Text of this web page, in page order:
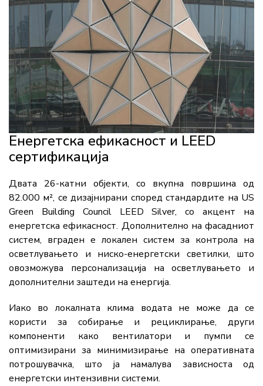
Енергетска ефикасност и LEED
сертификација
Двата 26-катни објекти, со вкупна површина од
82.000 м², се дизајнирани според стандардите на US
Green Building Council LEED Silver, со акцент на
енергетска ефикасност. Дополнително на фасадниот
систем, вграден е локален систем за контрола на
осветлувањето и ниско-енергетски светилки, што
овозможува персонализација на осветлувањето и
дополнителни заштеди на енергија.
Иако во локалната клима водата не може да се
користи за собирање и рециклирање, други
компоненти како вентилатори и пумпи се
оптимизирани за минимизирање на оперативната
потрошувачка, што ја намалува зависноста од
енергетски интензивни системи.